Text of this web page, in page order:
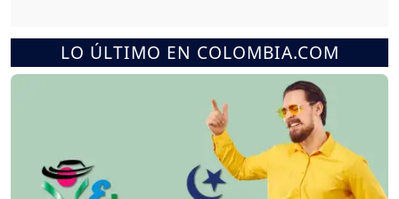
LO ÚLTIMO EN COLOMBIA.COM